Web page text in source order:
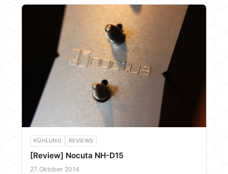
KÜHLUNG REVIEWS
[Review] Nocuta NH-D15
27. Oktober 2014